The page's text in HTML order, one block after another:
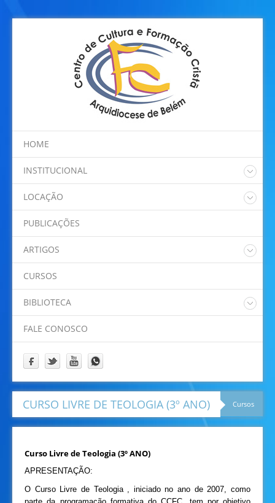
HOME
INSTITUCIONAL
Quem somos
Regimento Interno
Programação
LOCAÇÃO
Nossos Espaços
Localização
PUBLICAÇÕES
ARTIGOS
Papa Francisco
Programação
CURSOS
BIBLIOTECA
FALE CONOSCO
CURSO LIVRE DE TEOLOGIA (3º ANO) Cursos
Curso Livre de Teologia (3º ANO)
APRESENTAÇÃO:
O Curso Livre de Teologia , iniciado no ano de 2007, como